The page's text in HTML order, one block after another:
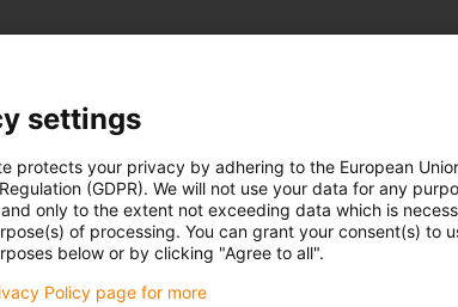
settings
protects your privacy by adhering to the European
(GDPR). We will not use your data for any
only to the extent not exceeding data which is
of processing. You can grant your consent(s) to
below or by clicking "Agree to all".
Policy page for more